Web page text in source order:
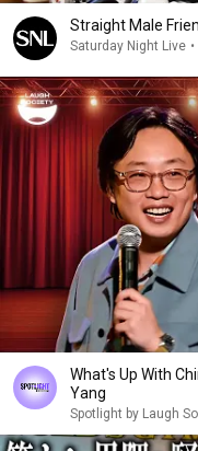
Straight Male
Saturday Night Live •
What's Up With
Yang
Spotlight by Laugh